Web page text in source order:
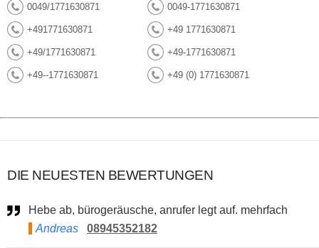
0049/1771630871 0049-1771630871
+491771630871 +49 1771630871
+49/1771630871 +49-1771630871
+49--1771630871 +49 (0) 1771630871
DIE NEUESTEN BEWERTUNGEN
Hebe ab, bürogeräusche, anrufer legt auf. mehrfach
Andreas
08945352182